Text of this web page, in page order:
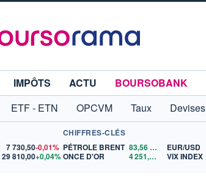
IMPÔTS ACTU
BOURSOBANK
ETF - ETN OPCVM Taux Devises
7 730,50-0,01%
29 810,00+0,04%
CHIFFRES-CLÉS
PÉTROLE BRENT 83,56
ONCE D'OR
4 251,00 $US
EUR/USD
VIX INDEX